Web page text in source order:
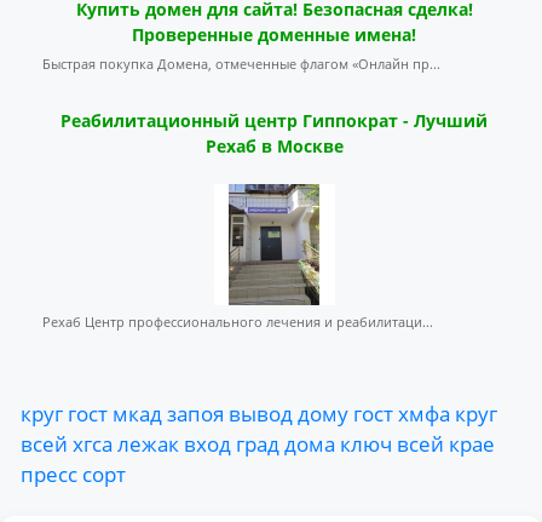
Купить домен для сайта! Безопасная сделка!
Проверенные доменные имена!
Быстрая покупка Домена, отмеченные флагом «Онлайн пр...
Реабилитационный центр Гиппократ - Лучший
Рехаб в Москве
Рехаб Центр профессионального лечения и реабилитаци...
круг гост мкадзапоя выводдому гостхмфа круг
всей хгса лежак вход граддома ключ всей крае
пресс сорт